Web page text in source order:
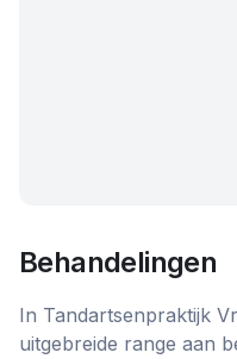
Behandelingen
In Tandartsenpraktijk
uitgebreide range aan